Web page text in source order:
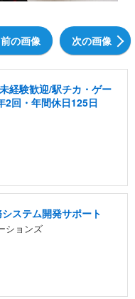
前の画像 次の画像
経験歓迎/駅チカ・ゲー
2回・年間休日125日
ステム開発サポート
ションズ